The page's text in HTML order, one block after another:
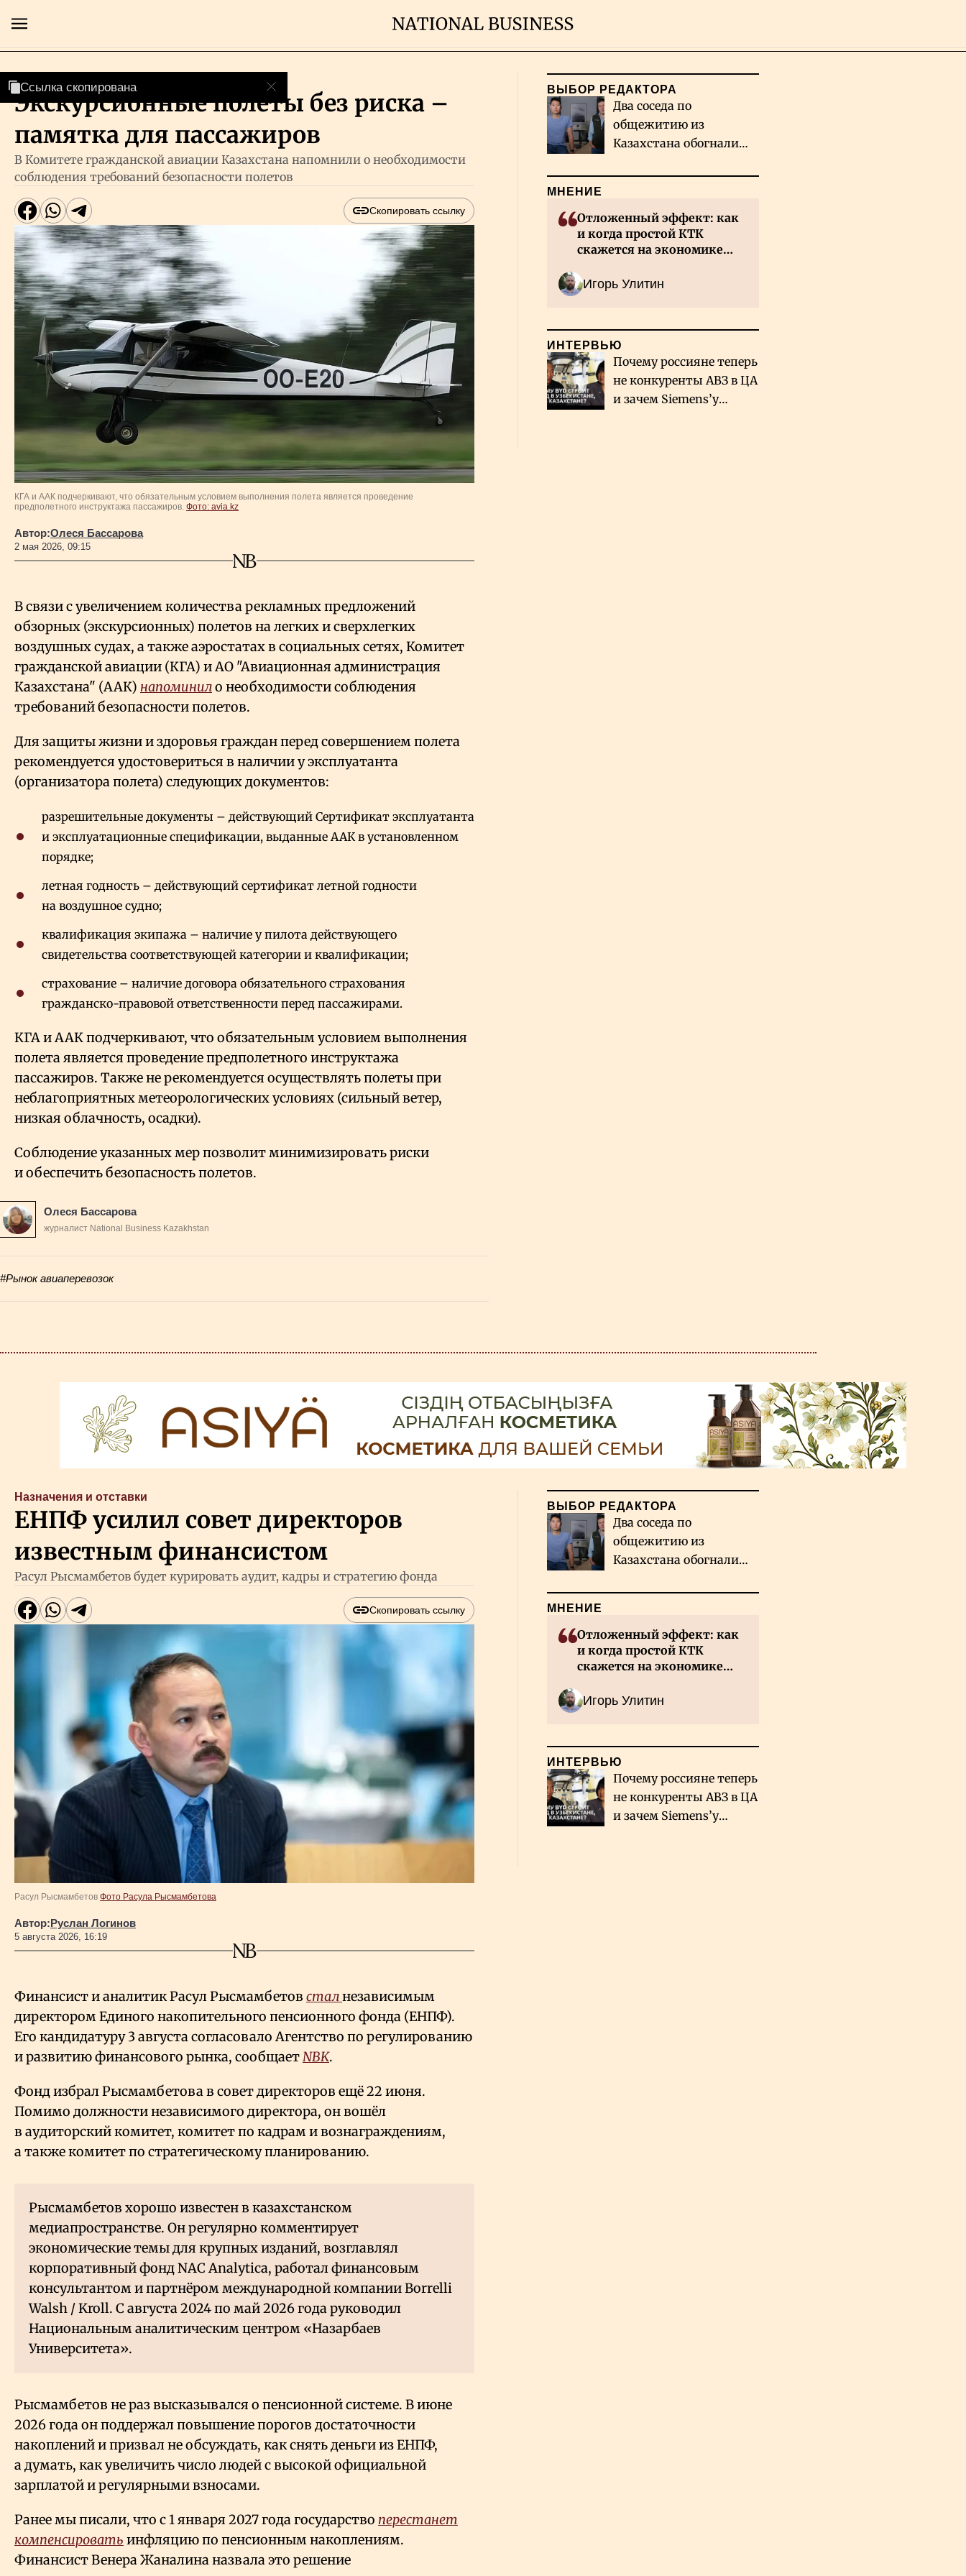
Главная
Рынки
Технологии
Власть
Геополитика
Life & Arts
О нас
Люди
Экскурсионные полеты без риска –
памятка для пассажиров
В Комитете гражданской авиации Казахстана напомнили о необходимости
соблюдения требований безопасности полетов
Скопировать ссылку
Ссылка скопирована
КГА и ААК подчеркивают, что обязательным условием выполнения полета является проведение
предполетного инструктажа пассажиров. Фото: avia.kz
Автор:Олеся Бассарова
2 мая 2026, 09:15
В связи с увеличением количества рекламных предложений
обзорных (экскурсионных) полетов на легких и сверхлегких
воздушных судах, а также аэростатах в социальных сетях, Комитет
гражданской авиации (КГА) и АО "Авиационная администрация
Казахстана" (ААК) напоминило необходимости соблюдения
требований безопасности полетов.
Для защиты жизни и здоровья граждан перед совершением полета
рекомендуется удостовериться в наличии у эксплуатанта
(организатора полета) следующих документов:
разрешительные документы – действующий Сертификат эксплуатанта
и эксплуатационные спецификации, выданные ААК в установленном
порядке;
летная годность – действующий сертификат летной годности
на воздушное судно;
квалификация экипажа – наличие у пилота действующего
свидетельства соответствующей категории и квалификации;
страхование – наличие договора обязательного страхования
гражданско-правовой ответственности перед пассажирами.
КГА и ААК подчеркивают, что обязательным условием выполнения
полета является проведение предполетного инструктажа
пассажиров. Также не рекомендуется осуществлять полеты при
неблагоприятных метеорологических условиях (сильный ветер,
низкая облачность, осадки).
Соблюдение указанных мер позволит минимизировать риски
и обеспечить безопасность полетов.
Олеся Бассарова
журналист National Business Kazakhstan
#Рынок авиаперевозок
ВЫБОР РЕДАКТОРА
Два соседа по
общежитию из
Казахстана обогнали
МНЕНИЕ
Отложенный эффект: как
и когда простой КТК
скажется на экономике
Игорь Улитин
ИНТЕРВЬЮ
Почему россияне теперь
не конкуренты АВЗ в ЦА
и зачем Siemens’у
Назначения и отставки
ЕНПФ усилил совет директоров
известным финансистом
Расул Рысмамбетов будет курировать аудит, кадры и стратегию фонда
Скопировать ссылку
Ссылка скопирована
Расул Рысмамбетов Фото Расула Рысмамбетова
Автор:Руслан Логинов
5 августа 2026, 16:19
Финансист и аналитик Расул Рысмамбетов сталнезависимым
директором Единого накопительного пенсионного фонда (ЕНПФ).
Его кандидатуру 3 августа согласовало Агентство по регулированию
и развитию финансового рынка, сообщаетNBK.
Фонд избрал Рысмамбетова в совет директоров ещё 22 июня.
Помимо должности независимого директора, он вошёл
в аудиторский комитет, комитет по кадрам и вознаграждениям,
а также комитет по стратегическому планированию.
Рысмамбетов хорошо известен в казахстанском
медиапространстве. Он регулярно комментирует
экономические темы для крупных изданий, возглавлял
корпоративный фонд NAC Analytica, работал финансовым
консультантом и партнёром международной компании Borrelli
Walsh / Kroll. С августа 2024 по май 2026 года руководил
Национальным аналитическим центром «Назарбаев
Университета».
Рысмамбетов не раз высказывался о пенсионной системе. В июне
2026 года он поддержал повышение порогов достаточности
накоплений и призвал не обсуждать, как снять деньги из ЕНПФ,
а думать, как увеличить число людей с высокой официальной
зарплатой и регулярными взносами.
Ранее мы писали, что с 1 января 2027 года государство перестанет
компенсировать инфляцию по пенсионным накоплениям.
Финансист Венера Жаналина назвала это решение
ВЫБОР РЕДАКТОРА
Два соседа по
общежитию из
Казахстана обогнали
МНЕНИЕ
Отложенный эффект: как
и когда простой КТК
скажется на экономике
Игорь Улитин
ИНТЕРВЬЮ
Почему россияне теперь
не конкуренты АВЗ в ЦА
и зачем Siemens’у